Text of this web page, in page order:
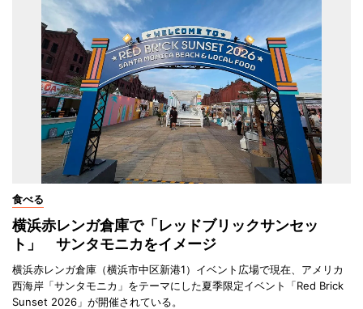
食べる
横浜赤レンガ倉庫で「レッドブリックサンセッ
ト」 サンタモニカをイメージ
横浜赤レンガ倉庫（横浜市中区新港1）イベント広場で現在、アメリカ
西海岸「サンタモニカ」をテーマにした夏季限定イベント「Red Brick
Sunset 2026」が開催されている。